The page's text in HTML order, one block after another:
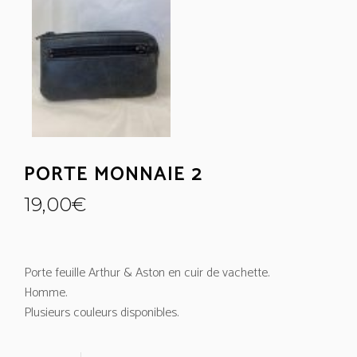
PORTE MONNAIE 2
19,00€
Porte feuille Arthur & Aston en cuir de vachette.
Homme.
Plusieurs couleurs disponibles.